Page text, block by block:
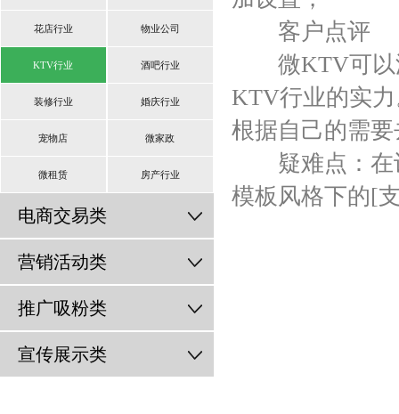
花店行业 物业公司
KTV行业 酒吧行业
装修行业 婚庆行业
宠物店 微家政
微租赁 房产行业
电商交易类
营销活动类
推广吸粉类
宣传展示类
客户点评
微KTV可以
KTV行业的实
根据自己的需
疑难点：在
模板风格下的[